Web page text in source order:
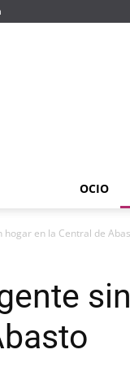
OCIO
hogar en la Central de